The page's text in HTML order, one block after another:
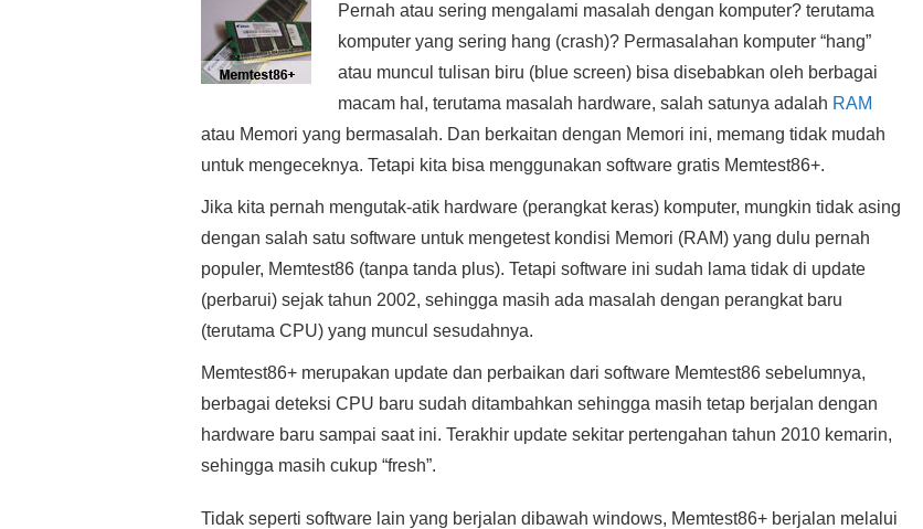
Pernah atau sering mengalami masalah dengan komputer? terutama
komputer yang sering hang (crash)? Permasalahan komputer “hang”
atau muncul tulisan biru (blue screen) bisa disebabkan oleh berbagai
macam hal, terutama masalah hardware, salah satunya adalah RAM
atau Memori yang bermasalah. Dan berkaitan dengan Memori ini, memang tidak mudah
untuk mengeceknya. Tetapi kita bisa menggunakan software gratis Memtest86+.
Jika kita pernah mengutak-atik hardware (perangkat keras) komputer, mungkin tidak asing
dengan salah satu software untuk mengetest kondisi Memori (RAM) yang dulu pernah
populer, Memtest86 (tanpa tanda plus). Tetapi software ini sudah lama tidak di update
(perbarui) sejak tahun 2002, sehingga masih ada masalah dengan perangkat baru
(terutama CPU) yang muncul sesudahnya.
Memtest86+ merupakan update dan perbaikan dari software Memtest86 sebelumnya,
berbagai deteksi CPU baru sudah ditambahkan sehingga masih tetap berjalan dengan
hardware baru sampai saat ini. Terakhir update sekitar pertengahan tahun 2010 kemarin,
sehingga masih cukup “fresh”.
Tidak seperti software lain yang berjalan dibawah windows, Memtest86+ berjalan melalui